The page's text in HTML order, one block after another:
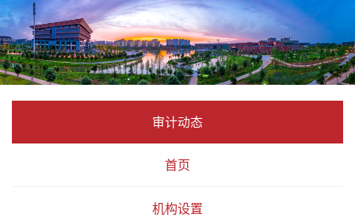
审计动态
首页
机构设置